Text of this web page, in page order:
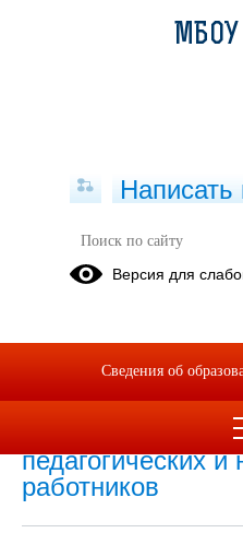
Численность
программам
Численность
педагогических и
работников
Написать
Версия для
Сведения об